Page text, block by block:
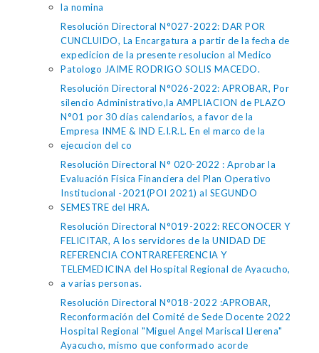
la nomina
Resolución Directoral N°027-2022: DAR POR
CUNCLUIDO, La Encargatura a partir de la fecha de
expedicion de la presente resolucion al Medico
Patologo JAIME RODRIGO SOLIS MACEDO.
Resolución Directoral N°026-2022: APROBAR, Por
silencio Administrativo,la AMPLIACION de PLAZO
N°01 por 30 días calendarios, a favor de la
Empresa INME & IND E.I.R.L. En el marco de la
ejecucion del co
Resolución Directoral N° 020-2022 : Aprobar la
Evaluación Física Financiera del Plan Operativo
Institucional -2021(POI 2021) al SEGUNDO
SEMESTRE del HRA.
Resolución Directoral N°019-2022: RECONOCER Y
FELICITAR, A los servidores de la UNIDAD DE
REFERENCIA CONTRAREFERENCIA Y
TELEMEDICINA del Hospital Regional de Ayacucho,
a varias personas.
Resolución Directoral N°018-2022 :APROBAR,
Reconformación del Comité de Sede Docente 2022
Hospital Regional "Miguel Angel Mariscal Llerena"
Ayacucho, mismo que conformado acorde